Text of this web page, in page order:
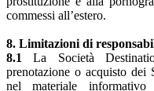
commessi all’estero.
8. Limitazioni di
8.1
La Società
prenotazione o acquisto
nel materiale